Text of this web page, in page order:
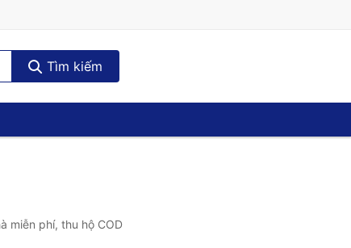
Tìm kiếm
miễn phí, thu hộ COD